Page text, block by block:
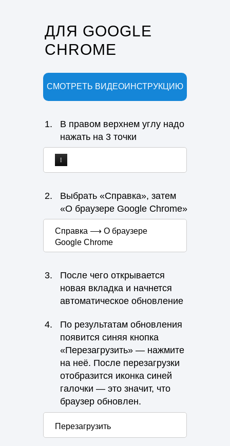
ДЛЯ GOOGLE
CHROME
1.
В правом верхнем углу надо
нажать на 3 точки
2.
Выбрать «Справка», затем
«О браузере Google Chrome»
3.
После чего открывается
новая вкладка и начнется
автоматическое обновление
4.
По результатам обновления
появится синяя кнопка
«Перезагрузить» — нажмите
на неё. После перезагрузки
отобразится иконка синей
галочки — это значит, что
браузер обновлен.
Справка ⟶ О браузере
Google Chrome
Перезагрузить
СМОТРЕТЬ ВИДЕОИНСТРУКЦИЮ